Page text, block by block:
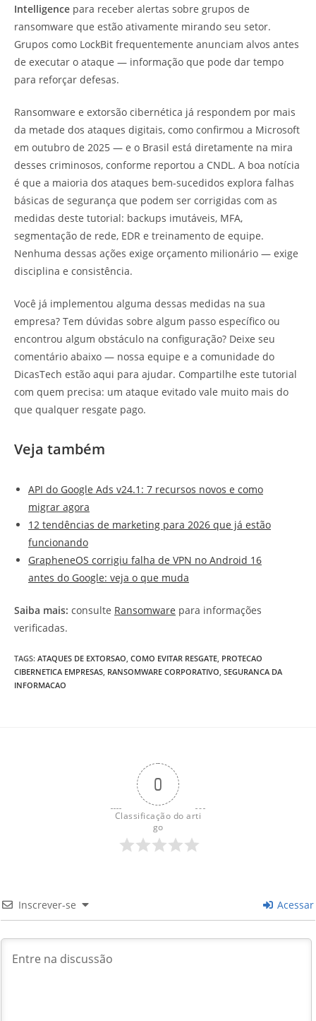
Intelligence para receber alertas sobre grupos de
ransomware que estão ativamente mirando seu setor.
Grupos como LockBit frequentemente anunciam alvos antes
de executar o ataque — informação que pode dar tempo
para reforçar defesas.
Ransomware e extorsão cibernética já respondem por mais
da metade dos ataques digitais, como confirmou a Microsoft
em outubro de 2025 — e o Brasil está diretamente na mira
desses criminosos, conforme reportou a CNDL. A boa notícia
é que a maioria dos ataques bem-sucedidos explora falhas
básicas de segurança que podem ser corrigidas com as
medidas deste tutorial: backups imutáveis, MFA,
segmentação de rede, EDR e treinamento de equipe.
Nenhuma dessas ações exige orçamento milionário — exige
disciplina e consistência.
Você já implementou alguma dessas medidas na sua
empresa? Tem dúvidas sobre algum passo específico ou
encontrou algum obstáculo na configuração? Deixe seu
comentário abaixo — nossa equipe e a comunidade do
DicasTech estão aqui para ajudar. Compartilhe este tutorial
com quem precisa: um ataque evitado vale muito mais do
que qualquer resgate pago.
Veja também
API do Google Ads v24.1: 7 recursos novos e como
migrar agora
12 tendências de marketing para 2026 que já estão
funcionando
GrapheneOS corrigiu falha de VPN no Android 16
antes do Google: veja o que muda
Saiba mais: consulte Ransomware para informações
verificadas.
TAGS: ATAQUES DE EXTORSAO, COMO EVITAR RESGATE, PROTECAO
CIBERNETICA EMPRESAS, RANSOMWARE CORPORATIVO, SEGURANCA DA
INFORMACAO
0
Classificação do arti
go
Inscrever-se Acessar